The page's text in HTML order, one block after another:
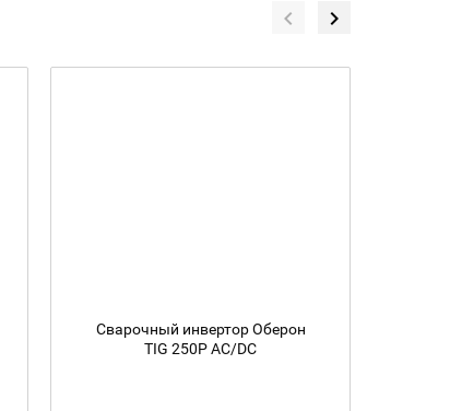
Сварочный инвертор Оберон
TIG 250P AC/DC